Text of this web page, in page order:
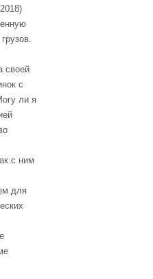
своей
с
ли я
с ним
для